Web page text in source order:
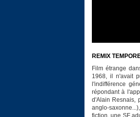
REMIX
Film étrange
1968, il n'avait
l'indifférence
répondant à
d'Alain Resnais,
anglo-
fiction, une SF